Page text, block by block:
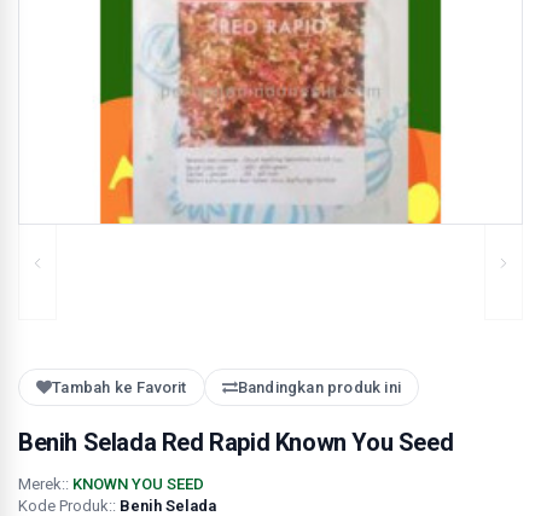
Tambah ke Favorit Bandingkan produk ini
Benih Selada Red Rapid Known You Seed
Merek:: KNOWN YOU SEED
Kode Produk:: Benih Selada